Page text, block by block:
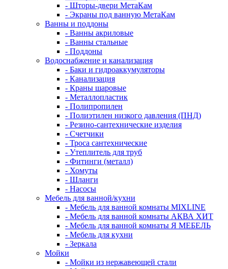
- Шторы-двери МетаКам
- Экраны под ванную МетаКам
Ванны и поддоны
- Ванны акриловые
- Ванны стальные
- Поддоны
Водоснабжение и канализация
- Баки и гидроаккумуляторы
- Канализация
- Краны шаровые
- Металлопластик
- Полипропилен
- Полиэтилен низкого давления (ПНД)
- Резино-сантехнические изделия
- Счетчики
- Троса сантехнические
- Утеплитель для труб
- Фитинги (металл)
- Хомуты
- Шланги
- Насосы
Мебель для ванной/кухни
- Мебель для ванной комнаты MIXLINE
- Мебель для ванной комнаты АКВА ХИТ
- Мебель для ванной комнаты Я МЕБЕЛЬ
- Мебель для кухни
- Зеркала
Мойки
- Мойки из нержавеющей стали